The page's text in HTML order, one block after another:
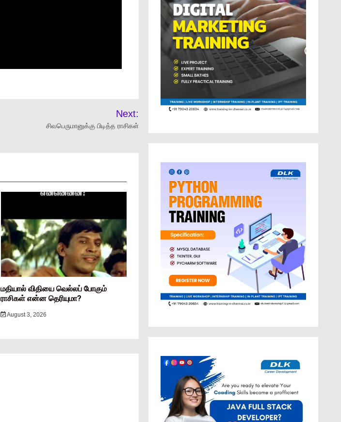
Next:
சிவபெருமானுக்கு பிடித்த ராசிகள்
மதியால் விதியை வெல்லப் போகும்
ராசிகள் என்ன தெரியுமா?
August 3, 2026